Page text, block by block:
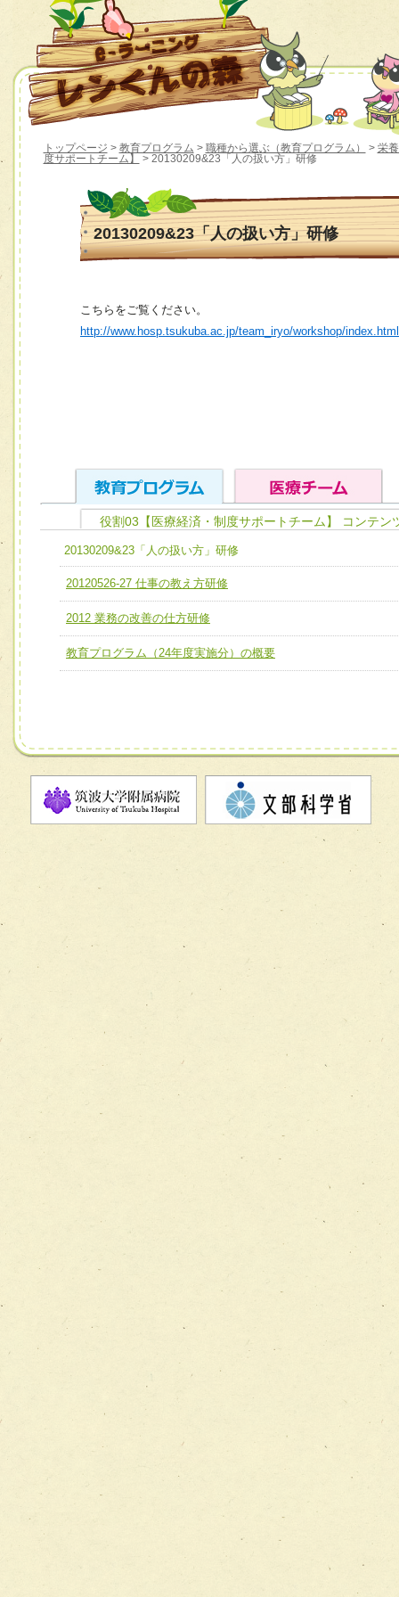
トップページ > 教育プログラム > 職種から選ぶ（教育プログラム） > 栄
度サポートチーム】
> 20130209&23「人の扱い方」研修
20130209&23「人の扱い方」研修
こちらをご覧ください。
http://www.hosp.tsukuba.ac.jp/team_iryo/workshop/
ユニット１ 医療人としての基礎能力
全人的医療を実践する医療人として、必要な基礎能力を身
ける
ユニット２ チーム医療構成力
ユニット３ 多職種連携力
チーム01【病院内横断的問題解決チーム】
チーム02【地域医療連携推進による高度医療を必要とする
宅患者等支援チーム】
チーム03【癌患者服薬サポートチーム】
チーム06【外来化学療法チーム】
チーム07【病院職員に対する院内感染対策教育チーム】
チーム08【地域関係機関と連携した小児リハビリテーショ
チーム】
チーム09【術前から始める周術期リハビリテーションチー
ム】
チーム10【包括的リハビリテーションコンサルテーション
チーム12【こどもの食育支援チーム】
役割03【医療経済・制度サポートチーム】 コンテン
20130209&23「人の扱い方」研修
20120526-27 仕事の教え方研修
2012 業務の改善の仕方研修
教育プログラム（24年度実施分）の概要